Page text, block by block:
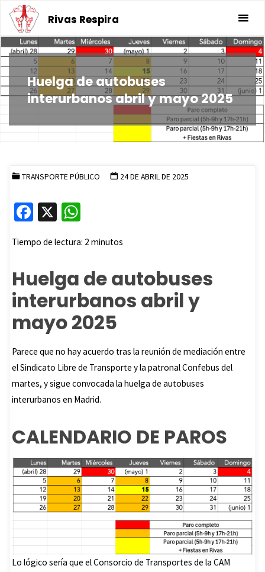
Saltar
contenido
Rivas Respira
Huelga de autobuses
interurbanos abril y mayo 2025
TRANSPORTE PÚBLICO 24 DE ABRIL DE 2025
Fa
b
o
o
k
X
at
sA
p
p
Tiempo de lectura: 2 minutos
Huelga de autobuses
interurbanos abril y
mayo 2025
Parece que no hay acuerdo tras la reunión de mediación entre
el Sindicato Libre de Transporte y la patronal Confebus del
martes, y sigue convocada la huelga de autobuses
interurbanos en Madrid.
CALENDARIO DE PAROS
Lo lógico sería que el Consorcio de Transportes de la CAM